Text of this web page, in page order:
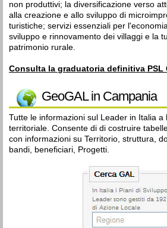
non produttivi; la diversificazione verso
alla creazione e allo sviluppo di
turistiche; servizi essenziali per
sviluppo e rinnovamento dei villaggi e la
patrimonio rurale.
Consulta la graduatoria definitiva PSL
GeoGAL in Campania
Tutte le informazioni sul Leader in Italia
territoriale. Consente di di costruire
con informazioni su Territorio, struttura,
bandi, beneficiari, Progetti.